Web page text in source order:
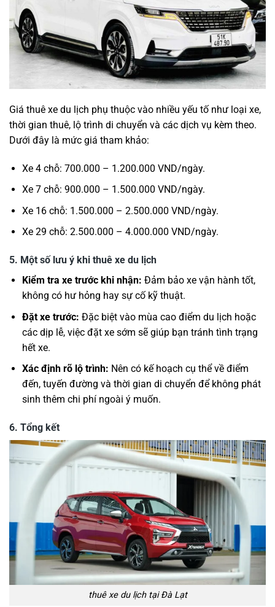
Giá thuê xe du lịch phụ thuộc vào nhiều yếu tố như loại xe,
thời gian thuê, lộ trình di chuyển và các dịch vụ kèm theo.
Dưới đây là mức giá tham khảo:
Xe 4 chỗ: 700.000 – 1.200.000 VND/ngày.
Xe 7 chỗ: 900.000 – 1.500.000 VND/ngày.
Xe 16 chỗ: 1.500.000 – 2.500.000 VND/ngày.
Xe 29 chỗ: 2.500.000 – 4.000.000 VND/ngày.
5. Một số lưu ý khi thuê xe du lịch
Kiểm tra xe trước khi nhận: Đảm bảo xe vận hành tốt,
không có hư hỏng hay sự cố kỹ thuật.
Đặt xe trước: Đặc biệt vào mùa cao điểm du lịch hoặc
các dịp lễ, việc đặt xe sớm sẽ giúp bạn tránh tình trạng
hết xe.
Xác định rõ lộ trình: Nên có kế hoạch cụ thể về điểm
đến, tuyến đường và thời gian di chuyển để không phát
sinh thêm chi phí ngoài ý muốn.
6. Tổng kết
thuê xe du lịch tại Đà Lạt